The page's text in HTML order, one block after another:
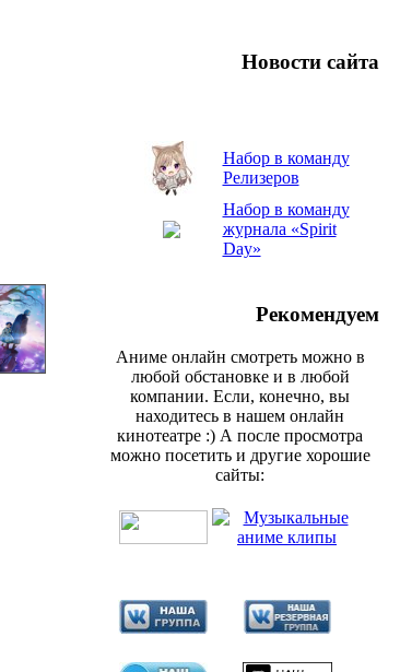
Новости сайта
Набор в команду
Релизеров
Набор в команду
журнала «Spirit
Day»
Рекомендуем
Аниме онлайн смотреть можно в
любой обстановке и в любой
компании. Если, конечно, вы
находитесь в нашем онлайн
кинотеатре :) А после просмотра
можно посетить и другие хорошие
сайты: